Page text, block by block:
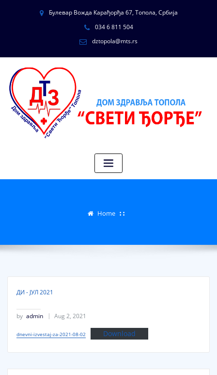
Булевар Вожда Карађорђа 67, Топола, Србија
034 6 811 504
dztopola@mts.rs
Home
ДИ - ЈУЛ 2021
by admin Aug 2, 2021
dnevni-izvestaj-za-2021-08-02 Download